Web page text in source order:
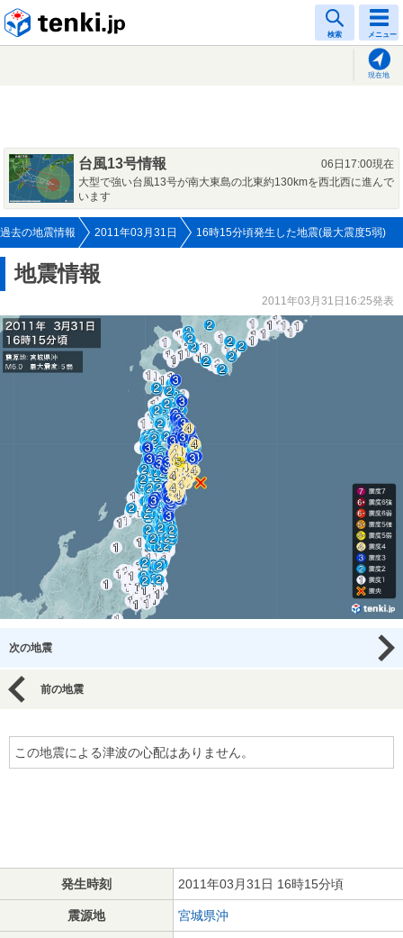
検索 メニュー
現在地
台風13号情報
06日17:00現在
大型で強い台風13号が南大東島の北東約130kmを西北西に進んで
います
過去の地震情報 2011年03月31日 16時15分頃発生した地震(最大震度5弱)
地震情報
2011年03月31日16:25発表
次の地震
前の地震
この地震による津波の心配はありません。
発生時刻 2011年03月31日 16時15分頃
震源地 宮城県沖